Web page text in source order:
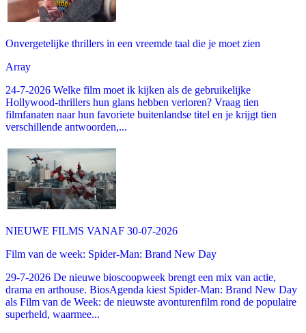
Onvergetelijke thrillers in een vreemde taal die je moet zien
Array
24-7-2026 Welke film moet ik kijken als de gebruikelijke
Hollywood-thrillers hun glans hebben verloren? Vraag tien
filmfanaten naar hun favoriete buitenlandse titel en je krijgt tien
verschillende antwoorden,...
NIEUWE FILMS VANAF 30-07-2026
Film van de week: Spider-Man: Brand New Day
29-7-2026 De nieuwe bioscoopweek brengt een mix van actie,
drama en arthouse. BiosAgenda kiest Spider-Man: Brand New Day
als Film van de Week: de nieuwste avonturenfilm rond de populaire
superheld, waarmee...